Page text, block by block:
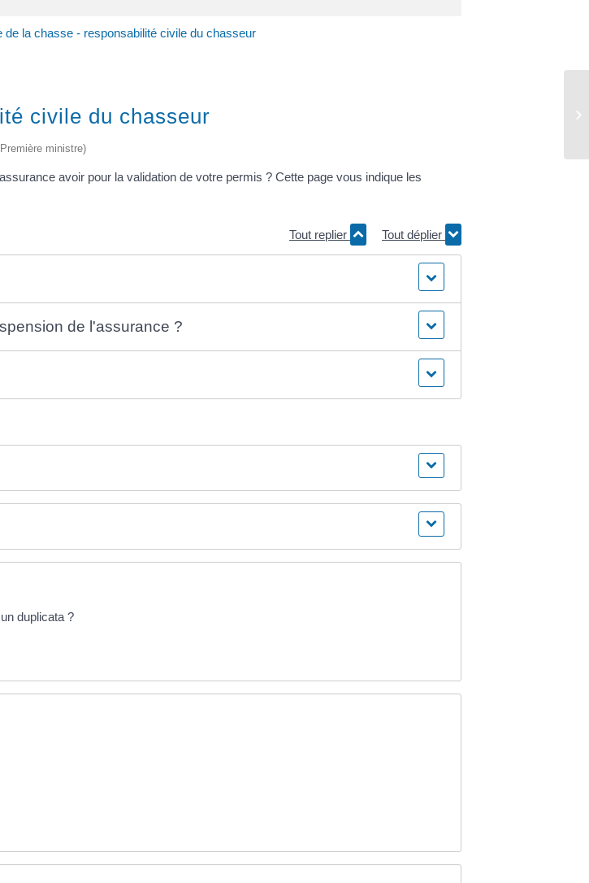
de la chasse - responsabilité civile du chasseur
civile du chasseur
ministre)
avoir pour la validation de votre permis ? Cette page vous indique les
Tout replier Tout déplier
de l'assurance ?
duplicata ?